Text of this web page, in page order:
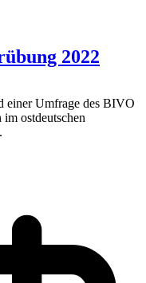
2022
einer Umfrage des BIVO
ostdeutschen